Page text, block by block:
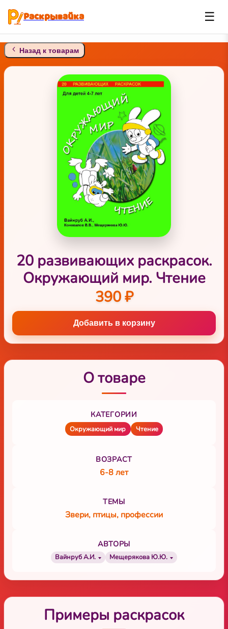
Раскрывайка ☰
Назад к товарам
20 развивающих раскрасок.
Окружающий мир. Чтение
390 ₽
Добавить в корзину
О товаре
КАТЕГОРИИ
Окружающий мир Чтение
ВОЗРАСТ
6-8 лет
ТЕМЫ
Звери, птицы, профессии
АВТОРЫ
Вайнруб А.И. Мещерякова Ю.Ю.
Примеры раскрасок